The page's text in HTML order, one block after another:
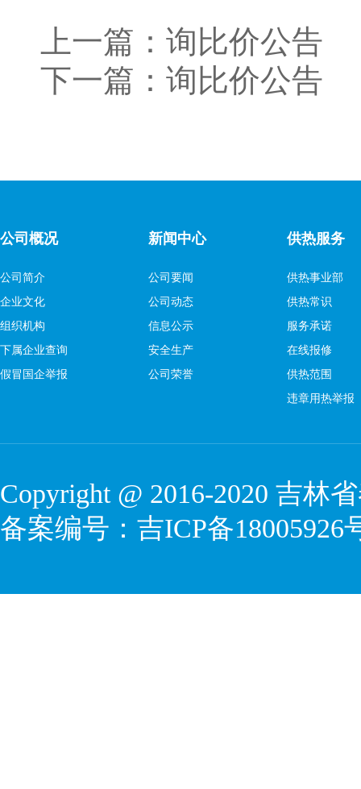
上一篇： 询比价公告
下一篇： 询比价公告
公司概况
公司简介
企业文化
组织机构
下属企业查询
假冒国企举报
新闻中心
公司要闻
公司动态
信息公示
安全生产
公司荣誉
供热服务
供热事业部
供热常识
服务承诺
在线报修
供热范围
违章用热举报
Copyright @ 2016-2020 吉林
备案编号： 吉ICP备18005926